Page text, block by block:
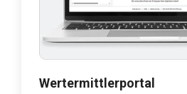
Wertermittlerportal